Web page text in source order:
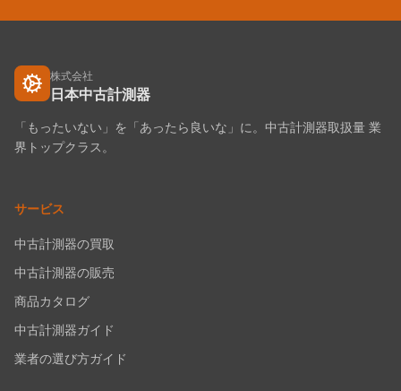
株式会社
日本中古計測器
「もったいない」を「あったら良いな」に。中古計測器取扱量 業
界トップクラス。
サービス
中古計測器の買取
中古計測器の販売
商品カタログ
中古計測器ガイド
業者の選び方ガイド